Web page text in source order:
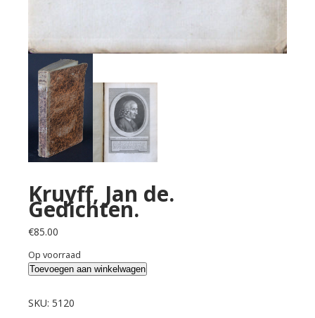
Kruyff, Jan de.
Gedichten.
€85.00
Op voorraad
Kruyff,
de.
Toevoegen aan winkelwagen
SKU: 5120